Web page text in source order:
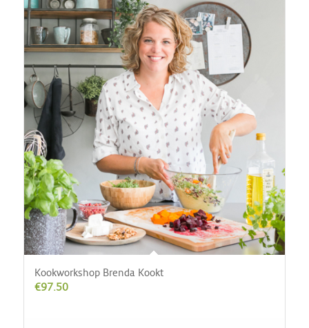
Kookworkshop Brenda Kookt
€97.50